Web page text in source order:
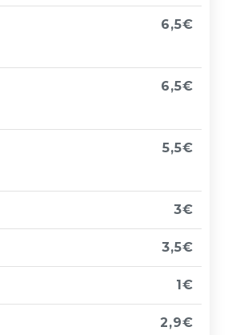
6,5€
6,5€
5,5€
3€
3,5€
1€
2,9€